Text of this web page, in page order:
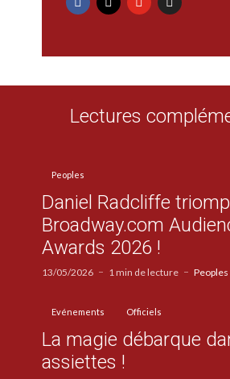
Lectures
Peoples
Daniel Radcliffe
Broadway.com
Awards 2026 !
13/05/2026 1 min de lecture Peoples
Evénements Officiels
La magie débarque
assiettes !